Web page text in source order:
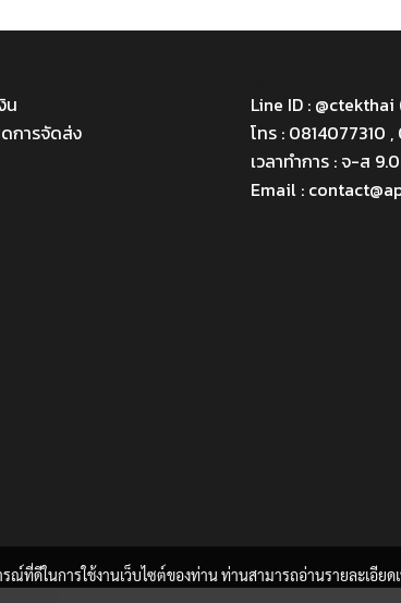
น
ดการจัดส่ง
Line ID : @ctekthai
โทร : 0814077310
เวลาทำการ : จ-ส
Email :
ที่ดีในการใช้งานเว็บไซต์ของท่าน ท่านสามารถอ่านรายละเอียด